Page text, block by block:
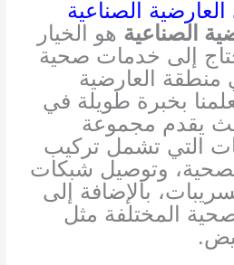
الصناعية
الصناعية هو الخيار
إلى خدمات صحية
منطقة العارضية
بخبرة طويلة في
يقدم مجموعة
التي تشمل تركيب
وتوصيل شبكات
بالإضافة إلى
المختلفة مثل